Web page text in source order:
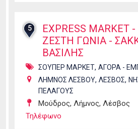
5
EXPRESS
ΖΕΣΤΗ ΓΩΝΙΑ -
ΒΑΣΙΛΗΣ
ΣΟΥΠΕΡ ΜΑΡΚΕΤ, ΑΓΟΡΑ -
ΛΗΜΝΟΣ ΛΕΣΒΟΥ, ΛΕΣΒΟΣ,
ΠΕΛΑΓΟΥΣ
Μούδρος, Λήμνος, Λέσβος
Τηλέφωνο